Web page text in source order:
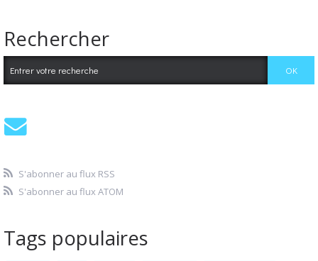
Rechercher
S'abonner au flux RSS
S'abonner au flux ATOM
Tags populaires